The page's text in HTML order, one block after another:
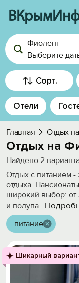
Войти
Избранное
История
Добавить
Фиолент
Выберите
Сорт.
Отели
Главная Отдых
Отдых на
Найдено 2
Отдых с питанием
отдыха.
широкий выбор: от
и полупа...
питание
Шикарный